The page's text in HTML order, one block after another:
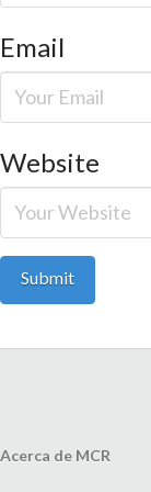
Email
Website
Acerca de MCR